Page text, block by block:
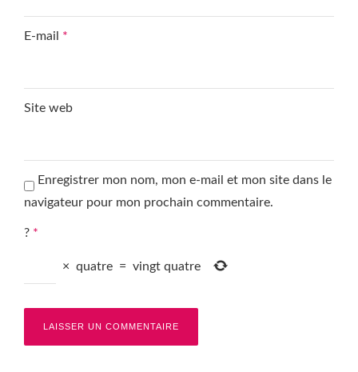
E-mail *
Site web
Enregistrer mon nom, mon e-mail et mon site dans le
navigateur pour mon prochain commentaire.
? *
× quatre = vingt quatre